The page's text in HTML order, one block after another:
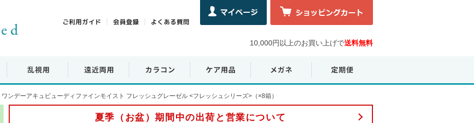
10,000円以上のお買い上げで送料無料
ワンデーアキュビューディファインモイスト フレッシュグレーゼル <フレッシュシリーズ>（×8箱）
夏季（お盆）期間中の出荷と営業について